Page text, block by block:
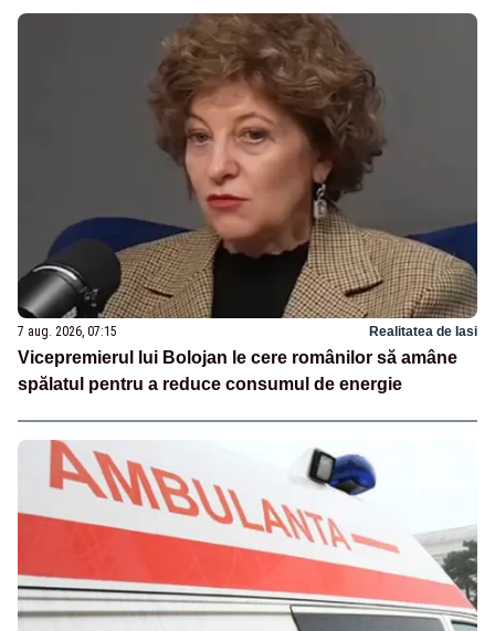
7 aug. 2026, 07:15 Realitatea de Iasi
Vicepremierul lui Bolojan le cere românilor să amâne
spălatul pentru a reduce consumul de energie